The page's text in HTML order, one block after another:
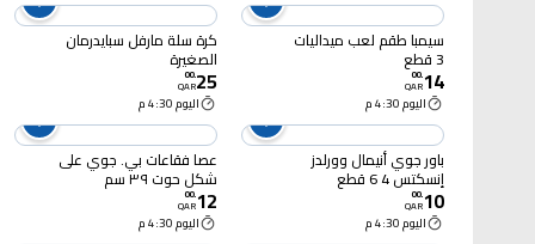
سيمبا طقم لعب ميداليات
3 قطع
14
.
00
QAR
اليوم 4:30 م
كرة سلة مارفل سبايدرمان
الصغيرة
25
.
00
QAR
اليوم 4:30 م
باور جوي أنيمال وورلدز
إنسكتس 4 6 قطع
10
.
00
QAR
اليوم 4:30 م
عصا فقاعات بي. جوي على
شكل حوت ٣٩ سم
12
.
00
QAR
اليوم 4:30 م